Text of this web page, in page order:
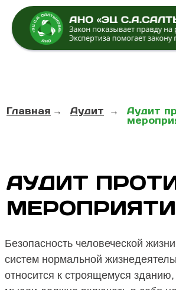
Главная Аудит
→ →
Аудит
Безопасность человеческой
систем нормальной
относится к строящемуся
д
АУДИТ